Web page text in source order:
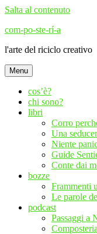
Salta al contenuto
com-po-ste-rí-a
l'arte del riciclo creativo
Menu
cos’è?
chi sono?
libri
Corro
Una
Niente
Guide
Conte dai
bozze
Frammenti
Le parole
podcast
Passaggi a
Composteria